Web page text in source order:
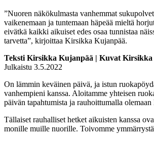
”Nuoren näkökulmasta vanhemmat
vaikenemaan ja tuntemaan häpeää mieltä
eivätkä kaikki aikuiset edes osaa tunnistaa
tarvetta”, kirjoittaa Kirsikka Kujanpää.
Teksti Kirsikka Kujanpää | Kuvat
Julkaistu 3.5.2022
On lämmin keväinen päivä, ja istun
vanhempieni kanssa. Aloitamme yhteisen
päivän tapahtumista ja rauhoittumalla olemaan
Tällaiset rauhalliset hetket aikuisten kanssa
monille muille nuorille. Toivomme